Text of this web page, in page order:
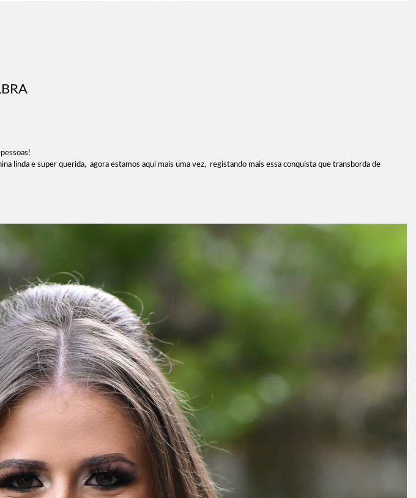
linda e super querida, agora estamos aqui mais uma vez, registando mais essa conquista que transborda de